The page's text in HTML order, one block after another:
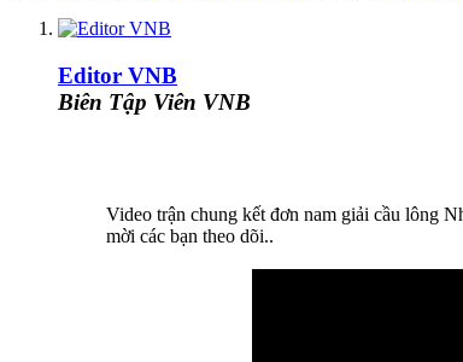
Editor VNB
Biên Tập Viên VNB
Video trận chung kết đơn nam giải cầu lông
mời các bạn theo dõi..